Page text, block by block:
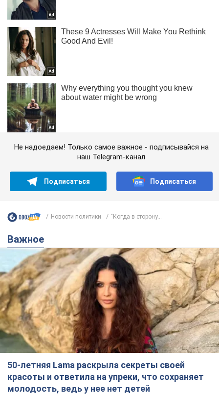
Не надоедаем! Только самое важное - подписывайся на
наш Telegram-канал
Подписаться Подписаться
Новости политики "Когда в сторону...
Важное
50-летняя Lama раскрыла секреты своей
красоты и ответила на упреки, что сохраняет
молодость, ведь у нее нет детей